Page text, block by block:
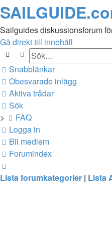
Sailguides diskussionsforum
Gå direkt till innehåll
Sök Avancerad sökning
Snabblänkar
Obesvarade inlägg
Aktiva trådar
Sök
>
FAQ
Logga in
Bli medlem
Forumindex
Lista forumkategorier | Lista